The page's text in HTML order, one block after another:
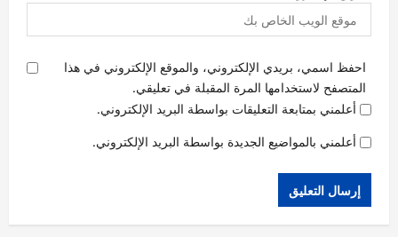
احفظ اسمي، بريدي الإلكتروني، والموقع الإلكتروني في هذا
المتصفح لاستخدامها المرة المقبلة في تعليقي.
أعلمني بمتابعة التعليقات بواسطة البريد الإلكتروني.
أعلمني بالمواضيع الجديدة بواسطة البريد الإلكتروني.